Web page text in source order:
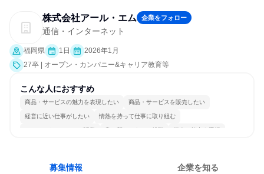
株式会社アール・エム 企業をフォロー
通信・インターネット
福岡県 1日
2026年1月
27卒 | オープン・カンパニー&キャリア教育等
こんな人におすすめ
商品・サービスの魅力を表現したい 商品・サービスを販売したい
経営に近い仕事がしたい 情熱を持って仕事に取り組む
コミュニケーションが活発 常に新しいものに挑戦 個人の能力を重視
募集情報 企業を知る